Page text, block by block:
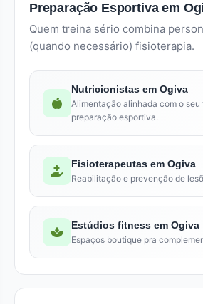
Preparação Esportiva em
Quem treina sério combina
(quando necessário) fisioterapia.
Nutricionistas em Ogiva
Alimentação alinhada com o seu
preparação esportiva.
Fisioterapeutas em Ogiva
Reabilitação e prevenção de
Estúdios fitness em Ogiva
Espaços boutique pra